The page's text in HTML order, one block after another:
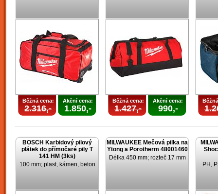
Běžná cena:
2.316,-
Akční cena:
1.850,-
Běžná cena:
1.427,-
Akční cena:
990,-
BOSCH Karbidový pilový
plátek do přímočaré pily T
141 HM (3ks)
100 mm; plast, kámen, beton
MILWAUKEE Mečová pilka na
Ytong a Porotherm 48001460
Délka 450 mm; rozteč 17 mm
PH,